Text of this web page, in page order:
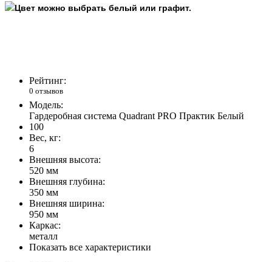
Цвет можно выбрать белый или графит.
Рейтинг:
0 отзывов
Модель:
Гардеробная система Quadrant PRO Практик Белый
100
Вес, кг:
6
Внешняя высота:
520 мм
Внешняя глубина:
350 мм
Внешняя ширина:
950 мм
Каркас:
металл
Показать все характеристики